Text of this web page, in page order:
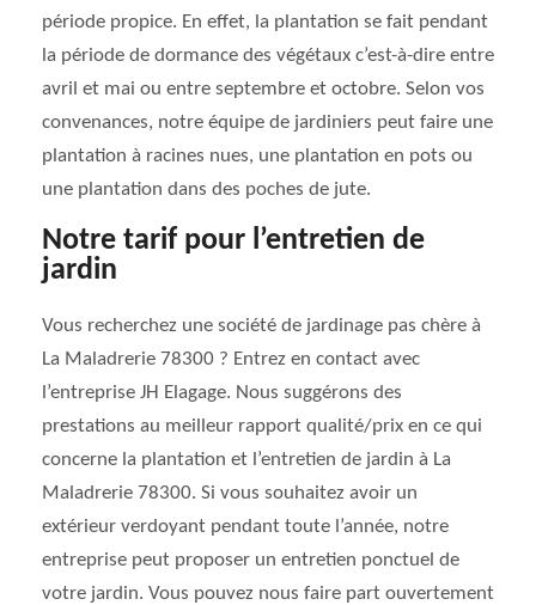
période propice. En effet, la plantation se fait pendant
la période de dormance des végétaux c’est-à-dire entre
avril et mai ou entre septembre et octobre. Selon vos
convenances, notre équipe de jardiniers peut faire une
plantation à racines nues, une plantation en pots ou
une plantation dans des poches de jute.
Notre tarif pour l’entretien de
jardin
Vous recherchez une société de jardinage pas chère à
La Maladrerie 78300 ? Entrez en contact avec
l’entreprise JH Elagage. Nous suggérons des
prestations au meilleur rapport qualité/prix en ce qui
concerne la plantation et l’entretien de jardin à La
Maladrerie 78300. Si vous souhaitez avoir un
extérieur verdoyant pendant toute l’année, notre
entreprise peut proposer un entretien ponctuel de
votre jardin. Vous pouvez nous faire part ouvertement